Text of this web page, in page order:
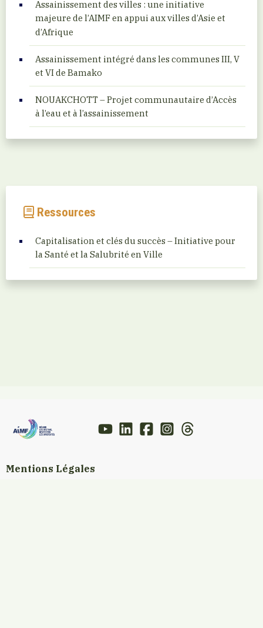
Assainissement des villes : une initiative
majeure de l’AIMF en appui aux villes d’Asie et
d’Afrique
Assainissement intégré dans les communes III, V
et VI de Bamako
NOUAKCHOTT – Projet communautaire d’Accès
à l’eau et à l’assainissement
Ressources
Capitalisation et clés du succès – Initiative pour
la Santé et la Salubrité en Ville
Mentions Légales